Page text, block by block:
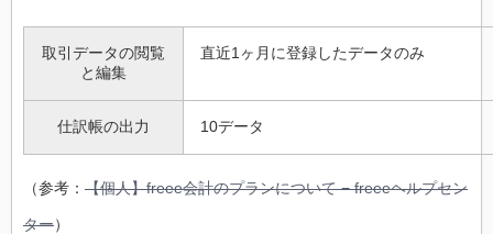
取引データの閲覧
と編集
直近1ヶ月に登録したデータのみ
仕訳帳の出力 10データ
（参考： 【個人】freee会計のプランについて − freeeヘルプセン
ター）